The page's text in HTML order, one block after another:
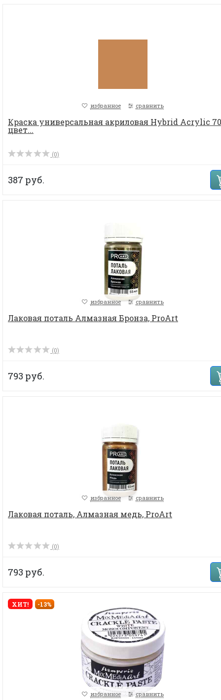
избранное сравнить
Краска универсальная акриловая Hybrid Acrylic
цвет...
(0)
387 руб.
избранное сравнить
Лаковая поталь Алмазная Бронза, ProArt
(0)
793 руб.
избранное сравнить
Лаковая поталь, Алмазная медь, ProArt
(0)
793 руб.
ХИТ! -13%
избранное сравнить